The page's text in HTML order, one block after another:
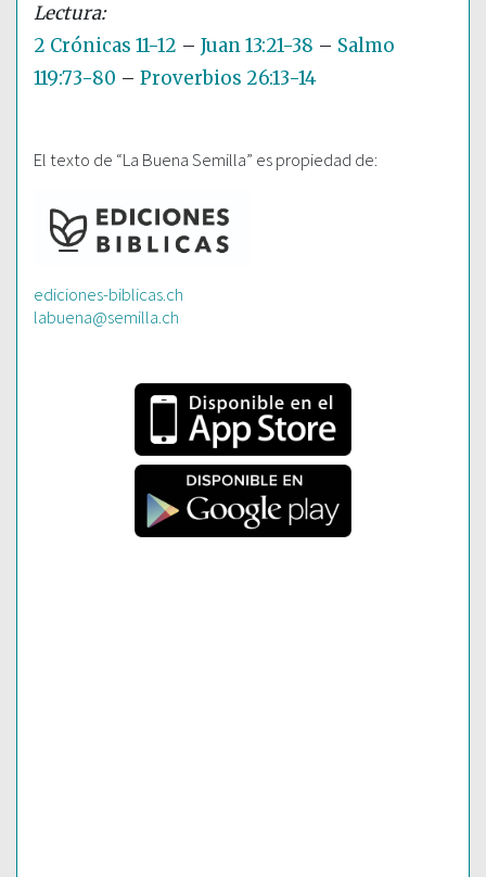
2 Crónicas 11-12 – Juan 13:21-38 – Salmo
119:73-80 – Proverbios 26:13-14
El texto de “La Buena Semilla” es propiedad de:
ediciones-biblicas.ch
labuena@semilla.ch